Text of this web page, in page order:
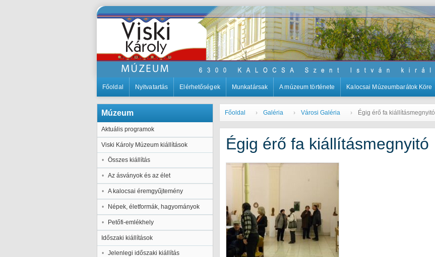
Főoldal Nyitvatartás Elérhetőségek Munkatársak A múzeum története Kalocsai Múzeumbarátok Köre
Múzeum
Aktuális programok
Viski Károly Múzeum kiállítások
Összes kiállítás
Az ásványok és az élet
A kalocsai éremgyűjtemény
Népek, életformák, hagyományok
Petőfi-emlékhely
Időszaki kiállítások
Jelenlegi időszaki kiállítás
Főoldal Galéria Városi Galéria Égig érő fa kiállításmegnyitó
Égig érő fa kiállításmegnyitó